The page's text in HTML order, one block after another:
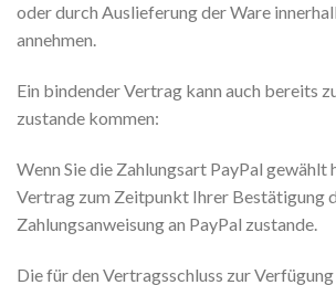
oder durch Auslieferung der Ware
annehmen.
Ein bindender Vertrag kann auch bereits
zustande kommen:
Wenn Sie die Zahlungsart PayPal gewählt
Vertrag zum Zeitpunkt Ihrer Bestätigung
Zahlungsanweisung an PayPal zustande.
Die für den Vertragsschluss zur